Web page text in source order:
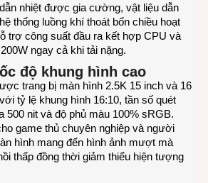
nhiệt được gia cường, vật liệu dẫn
thống luồng khí thoát bốn chiều hoạt
trợ công suất đầu ra kết hợp CPU và
ngay cả khi tải nặng.
độ khung hình cao
trang bị màn hình 2.5K 15 inch và 16
tỷ lệ khung hình 16:10, tần số quét
500 nit và độ phủ màu 100% sRGB.
game thủ chuyên nghiệp và người
hình mang đến hình ảnh mượt mà
thấp đồng thời giảm thiểu hiện tượng